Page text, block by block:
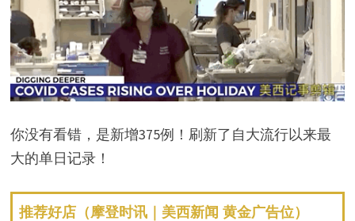
你没有看错，是新增375例！刷新了自大流行以来最
大的单日记录！
推荐好店（摩登时讯｜美西新闻 黄金广告位）